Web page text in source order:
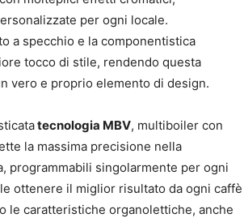
per ogni locale.
a specchio e la componentistica
tocco di stile, rendendo questa
vero e proprio elemento di design.
tecnologia MBV, multiboiler con
la massima precisione nella
programmabili singolarmente per ogni
ottenere il miglior risultato da ogni caffè
le caratteristiche organolettiche, anche